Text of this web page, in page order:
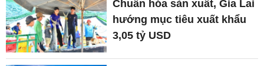
Chuẩn hóa sản xuất, Gia Lai
hướng mục tiêu xuất khẩu
3,05 tỷ USD